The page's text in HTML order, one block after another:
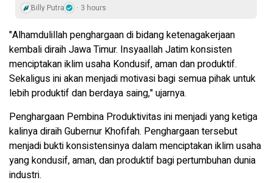
Billy Putra 3 hours
"Alhamdulillah penghargaan di bidang ketenagakerjaan
kembali diraih Jawa Timur. Insyaallah Jatim konsisten
menciptakan iklim usaha Kondusif, aman dan produktif.
Sekaligus ini akan menjadi motivasi bagi semua pihak untuk
lebih produktif dan berdaya saing," ujarnya.
Penghargaan Pembina Produktivitas ini menjadi yang ketiga
kalinya diraih Gubernur Khofifah. Penghargaan tersebut
menjadi bukti konsistensinya dalam menciptakan iklim usaha
yang kondusif, aman, dan produktif bagi pertumbuhan dunia
industri.